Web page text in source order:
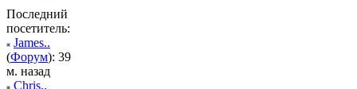
Последний
посетитель:
James..
(Форум): 39
м. назад
Chris..